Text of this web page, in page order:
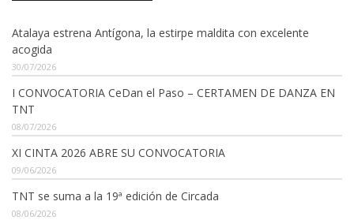
Atalaya estrena Antígona, la estirpe maldita con excelente
acogida
30/07/2026
I CONVOCATORIA CeDan el Paso – CERTAMEN DE DANZA EN
TNT
08/07/2026
XI CINTA 2026 ABRE SU CONVOCATORIA
09/06/2026
TNT se suma a la 19ª edición de Circada
08/06/2026